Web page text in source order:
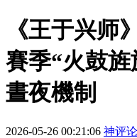
《王于兴师
賽季“火鼓旌
晝夜機制
2026-05-26 00:21:06 神评论